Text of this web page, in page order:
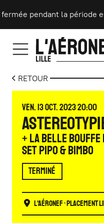
pendant la période
RETOUR
VENDREDI
VEN. 13OCTOBRE
OCT. 202320:00
+ LA BELLE
SET PIPO & BIMBO
TERMINÉ
L'Aéronef• Placement